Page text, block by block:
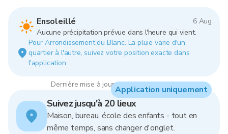
Ensoleillé
6 Aug
Aucune précipitation prévue dans l'heure qui vient.
Pour Arrondissement du Blanc. La pluie varie d'un
quartier à l'autre, suivez votre position exacte dans
l'application.
Dernière mise à jour : 09:00, 6 Aug 2026
Suivez jusqu'à 20 lieux
Maison, bureau, école des enfants - tout en
même temps, sans changer d'onglet.
Application uniquement